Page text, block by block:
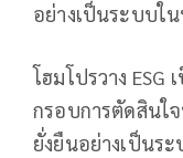
อย่างเป็นระบบใ
โฮมโปรวาง
กรอบการตัดสินใ
ยั่งยืนอย่างเป็นร